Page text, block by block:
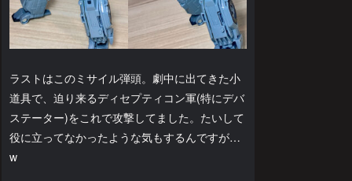
ラストはこのミサイル弾頭。劇中に出てきた小
道具で、迫り来るディセプティコン軍(特にデバ
ステーター)をこれで攻撃してました。たいして
役に立ってなかったような気もするんですが…
w